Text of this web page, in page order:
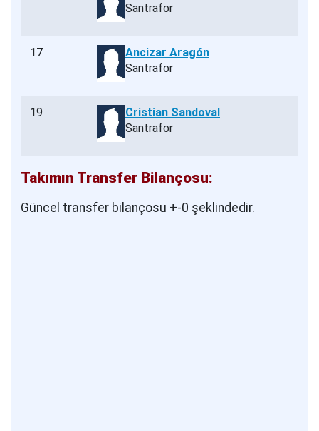
Santrafor
17
Ancizar Aragón
Santrafor
19
Cristian Sandoval
Santrafor
Takımın Transfer Bilançosu:
Güncel transfer bilançosu +-0 şeklindedir.